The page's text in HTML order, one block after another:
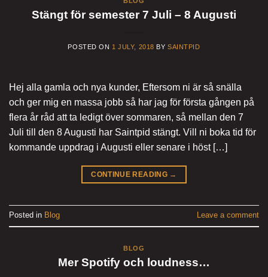
Stängt för semester 7 Juli – 8 Augusti
POSTED ON 1 JULY, 2018 BYSAINTPID
Hej alla gamla och nya kunder, Eftersom ni är så snälla
och ger mig en massa jobb så har jag för första gången på
flera år råd att ta ledigt över sommaren, så mellan den 7
Juli till den 8 Augusti har Saintpid stängt. Vill ni boka tid för
kommande uppdrag i Augusti eller senare i höst […]
CONTINUE READING →
Posted in Blog Leave a comment
BLOG
Mer Spotify och loudness…